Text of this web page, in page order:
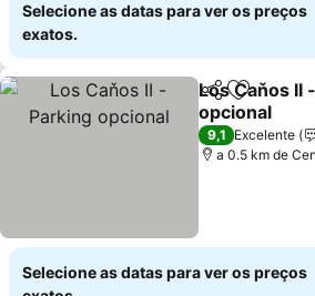
Selecione as datas para ver os preços
exatos.
Partilhar
Los Caňos II
opcional
9,1 Excelente
a 0.5 km de
Selecione as datas para ver os preços